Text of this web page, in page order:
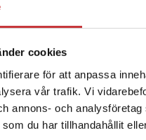
cookies
för att anpassa
vår trafik. Vi
annons- och
du har tillhandahållit
Det verkar som att
enhet utanför
Sverige. För att
leveransadressen